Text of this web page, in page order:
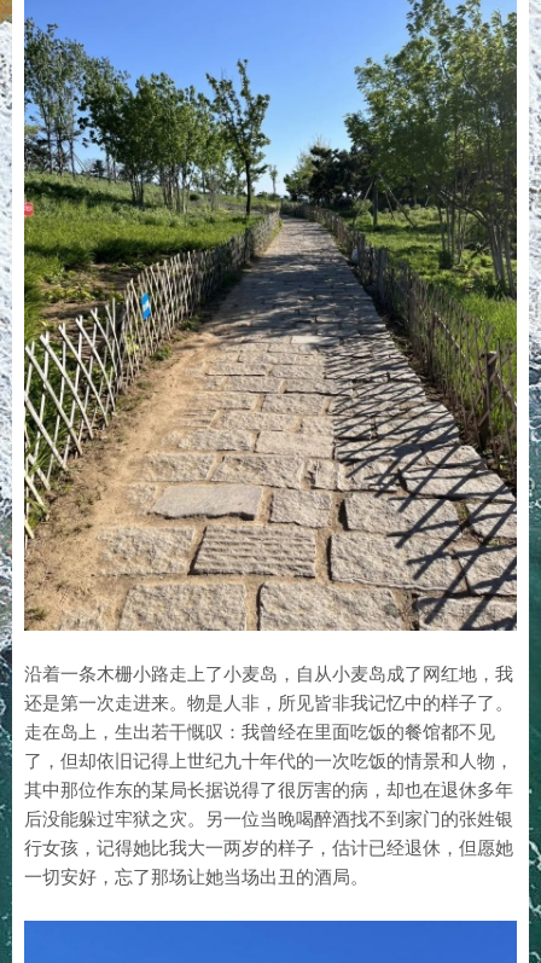
沿着一条木栅小路走上了小麦岛，自从小麦岛成了网红地，我
还是第一次走进来。物是人非，所见皆非我记忆中的样子了。
走在岛上，生出若干慨叹：我曾经在里面吃饭的餐馆都不见
了，但却依旧记得上世纪九十年代的一次吃饭的情景和人物，
其中那位作东的某局长据说得了很厉害的病，却也在退休多年
后没能躲过牢狱之灾。另一位当晚喝醉酒找不到家门的张姓银
行女孩，记得她比我大一两岁的样子，估计已经退休，但愿她
一切安好，忘了那场让她当场出丑的酒局。